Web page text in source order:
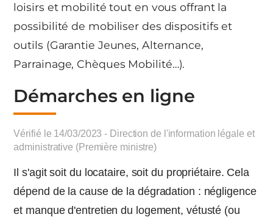
loisirs et mobilité tout en vous offrant la
possibilité de mobiliser des dispositifs et
outils (Garantie Jeunes, Alternance,
Parrainage, Chèques Mobilité…).
Démarches en ligne
Vérifié le 14/03/2023 - Direction de l'information légale et
administrative (Première ministre)
Il s'agit soit du locataire, soit du propriétaire. Cela
dépend de la cause de la dégradation : négligence
et manque d'entretien du logement, vétusté (ou